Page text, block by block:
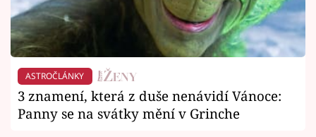
ASTROČLÁNKY
3 znamení, která z duše nenávidí Vánoce:
Panny se na svátky mění v Grinche